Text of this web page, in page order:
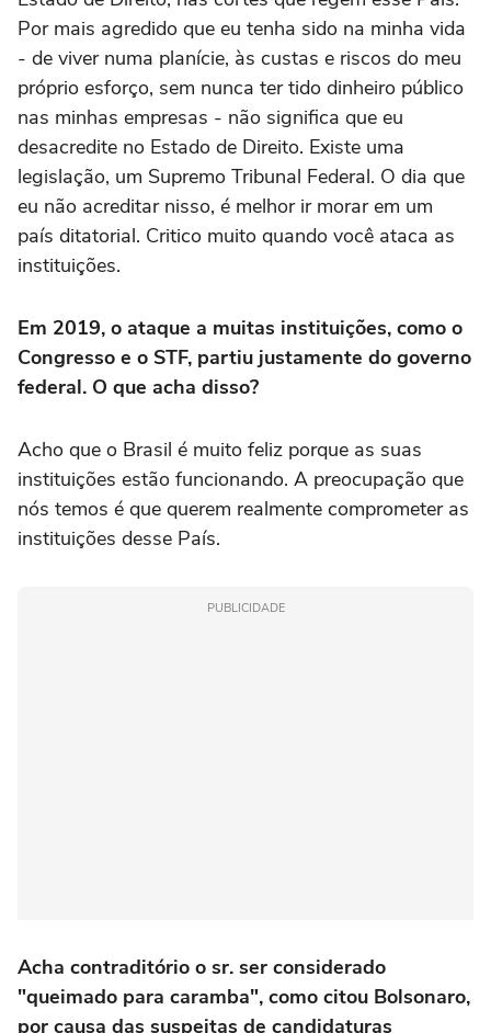
Por mais agredido que eu tenha sido na minha vida
- de viver numa planície, às custas e riscos do meu
próprio esforço, sem nunca ter tido dinheiro público
nas minhas empresas - não significa que eu
desacredite no Estado de Direito. Existe uma
legislação, um Supremo Tribunal Federal. O dia que
eu não acreditar nisso, é melhor ir morar em um
país ditatorial. Critico muito quando você ataca as
instituições.
Em 2019, o ataque a muitas instituições, como o
Congresso e o STF, partiu justamente do governo
federal. O que acha disso?
Acho que o Brasil é muito feliz porque as suas
instituições estão funcionando. A preocupação que
nós temos é que querem realmente comprometer as
instituições desse País.
PUBLICIDADE
Acha contraditório o sr. ser considerado
"queimado para caramba", como citou Bolsonaro,
por causa das suspeitas de candidaturas